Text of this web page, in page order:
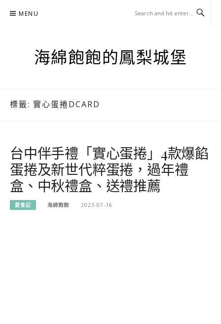
MENU
海綿飽飽的鳳梨城堡
標籤: 實心蛋捲DCARD
台中伴手禮「實心蛋捲」4款爆餡
蛋捲及新世代粹蛋捲，過年禮
盒、中秋禮盒、送禮推薦
愛食記 海綿飽飽 2023-07-16